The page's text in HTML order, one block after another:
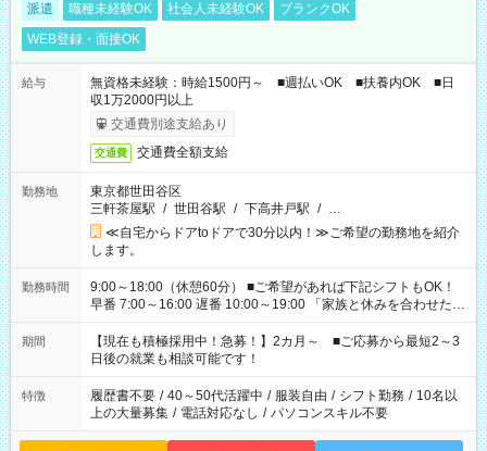
派遣 職種未経験OK 社会人未経験OK
ブランクOK
WEB登録・面接OK
給与
無資格未経験：時給1500円～ ■週払いOK ■扶養内OK ■日
収1万2000円以上
交通費別途支給あり
交通費 交通費全額支給
勤務地
東京都世田谷区
三軒茶屋駅 / 世田谷駅 / 下高井戸駅 / …
≪自宅からドアtoドアで30分以内！≫ご希望の勤務地を紹介
します。
勤務時間
9:00～18:00（休憩60分） ■ご希望があれば下記シフトもOK！
早番 7:00～16:00 遅番 10:00～19:00 「家族と休みを合わせた
い」 「余裕を持って夕飯の準備がしたい」 「できれば残業はし
たくない」 など、ご希望を教えてくださいね。 ※Wワーク希望
の方へ 今ご覧のお仕事で希望する勤務時間と、もう1つのお仕事
の勤務時間。 合計で週40時間を超える場合は応募できません。
期間
【現在も積極採用中！急募！】2カ月～ ■ご応募から最短2～3
日後の就業も相談可能です！
特徴 履歴書不要 / 40～50代活躍中 / 服装自由 / シフト勤務 / 10名以
上の大量募集 / 電話対応なし / パソコンスキル不要